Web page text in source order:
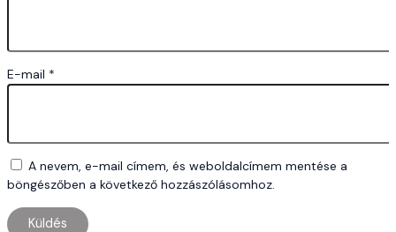
E-mail *
A nevem, e-mail címem, és weboldalcímem mentése a
böngészőben a következő hozzászólásomhoz.